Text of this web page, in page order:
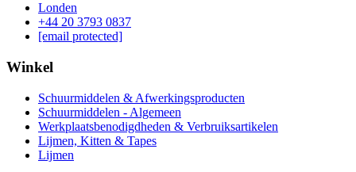
Londen
‪+44 20 3793 0837‬
[email protected]
Winkel
Schuurmiddelen & Afwerkingsproducten
Schuurmiddelen - Algemeen
Werkplaatsbenodigdheden & Verbruiksartikelen
Lijmen, Kitten & Tapes
Lijmen